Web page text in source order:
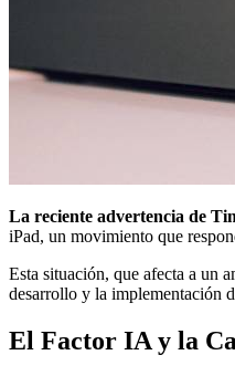
La reciente advertencia de
iPad, un movimiento que
Esta situación, que afecta a un
desarrollo y la implementación
El Factor IA y la